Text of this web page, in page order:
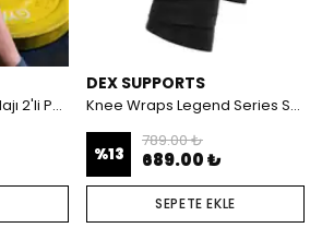
Knee Wraps Diz Bandajı 2'li Paket
DEX SUPPORTS
Knee Wraps Legend Series Spor Dizlik 2’li Paket
%13
789.00 ₺
689.00 ₺
SEPETE EKLE